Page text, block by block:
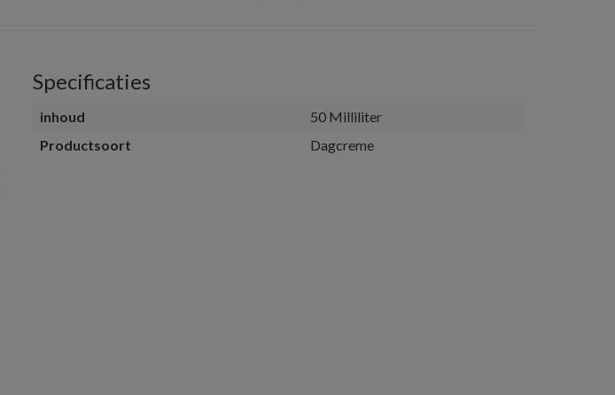
Specificaties
inhoud
50 Milliliter
Productsoort
Dagcreme